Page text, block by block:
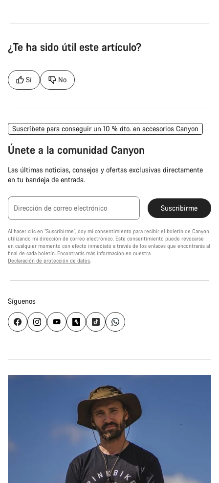
¿Te ha sido útil este artículo?
Sí No
Suscríbete para conseguir un 10 % dto. en accesorios Canyon
Únete a la comunidad Canyon
Las últimas noticias, consejos y ofertas exclusivas directamente
en tu bandeja de entrada.
Dirección de correo electrónico Suscribirme
Al hacer clic en “Suscribirme”, doy mi consentimiento para recibir el boletín de Canyon
utilizando mi dirección de correo electrónico. Este consentimiento puede revocarse
en cualquier momento con efecto inmediato a través de los enlaces que encontrarás al
final de cada boletín. Encontrarás más información en nuestra
Declaración de protección de datos
Síguenos